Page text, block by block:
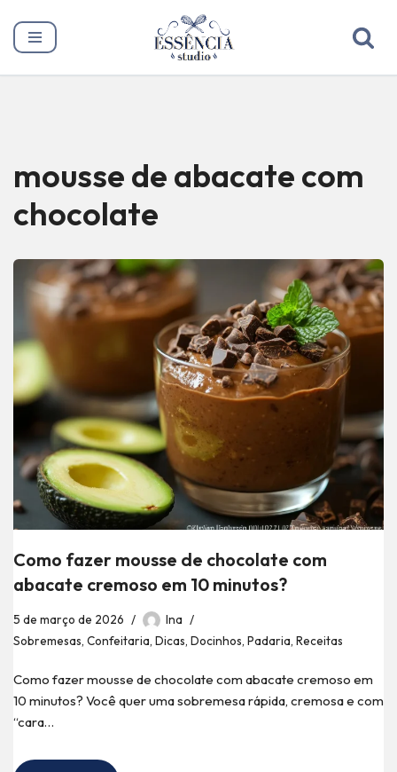
Pular
mousse de abacate com
chocolate
Como fazer mousse de chocolate com
abacate cremoso em 10 minutos?
5 de março de 2026
Ina
Sobremesas, Confeitaria, Dicas, Docinhos, Padaria, Receitas
Como fazer mousse de chocolate com abacate cremoso em
10 minutos? Você quer uma sobremesa rápida, cremosa e com
“cara…